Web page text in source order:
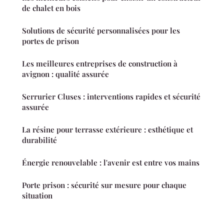
de chalet en bois
Solutions de sécurité personnalisées pour les
portes de prison
Les meilleures entreprises de construction à
avignon : qualité assurée
Serrurier Cluses : interventions rapides et sécurité
assurée
La résine pour terrasse extérieure : esthétique et
durabilité
Énergie renouvelable : l'avenir est entre vos mains
Porte prison : sécurité sur mesure pour chaque
situation